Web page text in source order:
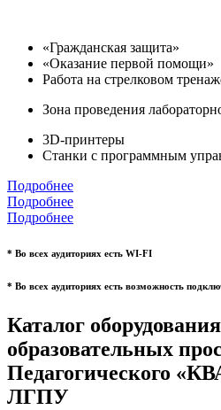
«Гражданская защита»
«Оказание первой помощи»
Работа на стрелковом
Зона проведения
3D-принтеры
Станки с программным
Подробнее
Подробнее
Подробнее
* Во всех аудиториях есть WI-FI
* Во всех аудиториях есть возможность
Каталог оборудования
образовательных
Педагогического
ЛГПУ